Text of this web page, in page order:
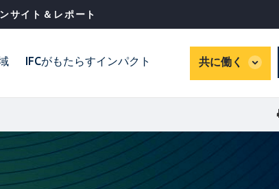
サイト＆レポート
IFCがもたらすインパクト 共に働く